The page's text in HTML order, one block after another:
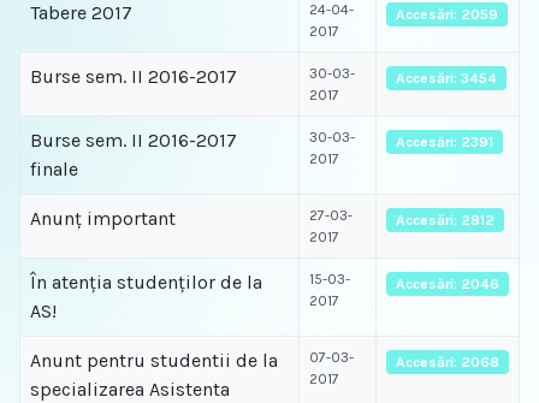
Tabere 2017
24-04-
2017
Accesări: 2059
Burse sem. II 2016-2017
30-03-
2017
Accesări: 3454
Burse sem. II 2016-2017
finale
30-03-
2017
Accesări: 2391
Anunţ important
27-03-
2017
Accesări: 2812
În atenţia studenţilor de la
AS!
15-03-
2017
Accesări: 2046
Anunt pentru studentii de la
specializarea Asistenta
07-03-
2017
Accesări: 2068